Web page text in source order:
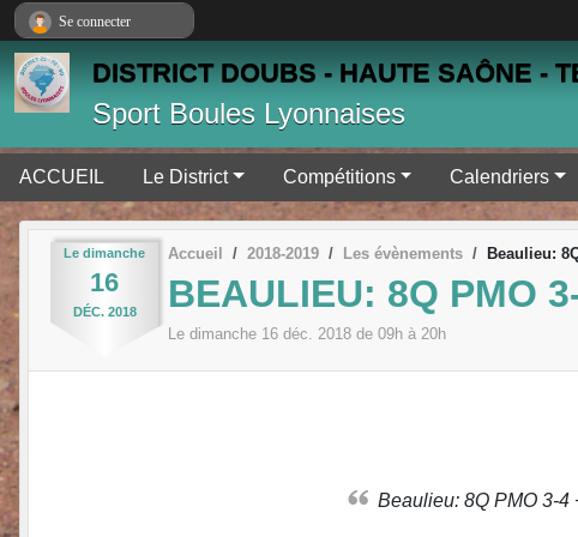
DISTRICT DOUBS - HAUTE SAÔNE -
Sport Boules Lyonnaises
ACCUEIL Le District Compétitions Calendriers
Le dimanche
16
DÉC. 2018
Accueil 2018-2019 Les évènements Beaulieu:
BEAULIEU: 8Q PMO
Le dimanche 16 déc. 2018 de 09h à 20h
Beaulieu: 8Q PMO 3-
Se connecter
Panneau de gestion des cookies